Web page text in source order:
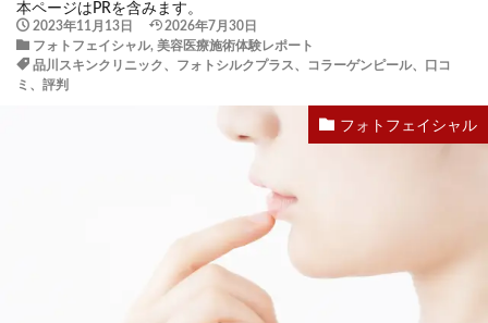
本ページはPRを含みます。
2023年11月13日
2026年7月30日
フォトフェイシャル, 美容医療施術体験レポート
品川スキンクリニック、フォトシルクプラス、コラーゲンピール、口コ
ミ、評判
フォトフェイシャル